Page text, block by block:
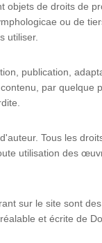
objets de droits de
ou de
utiliser.
publication,
par quelque
Tous les
utilisation des
sur le site sont
et écrite de